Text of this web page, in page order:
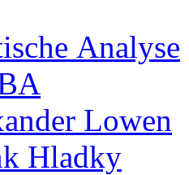
Analyse
Lowen
Hladky